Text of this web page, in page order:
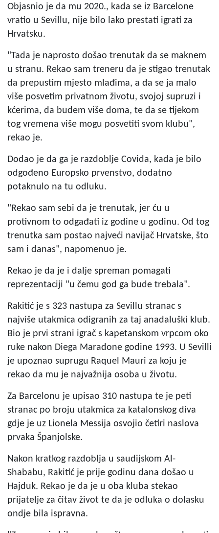
Objasnio je da mu 2020., kada se iz Barcelone
vratio u Sevillu, nije bilo lako prestati igrati za
Hrvatsku.
"Tada je naprosto došao trenutak da se maknem
u stranu. Rekao sam treneru da je stigao trenutak
da prepustim mjesto mlađima, a da se ja malo
više posvetim privatnom životu, svojoj supruzi i
kćerima, da budem više doma, te da se tijekom
tog vremena više mogu posvetiti svom klubu",
rekao je.
Dodao je da ga je razdoblje Covida, kada je bilo
odgođeno Europsko prvenstvo, dodatno
potaknulo na tu odluku.
"Rekao sam sebi da je trenutak, jer ću u
protivnom to odgađati iz godine u godinu. Od tog
trenutka sam postao najveći navijač Hrvatske, što
sam i danas", napomenuo je.
Rekao je da je i dalje spreman pomagati
reprezentaciji "u čemu god ga bude trebala".
Rakitić je s 323 nastupa za Sevillu stranac s
najviše utakmica odigranih za taj anadaluški klub.
Bio je prvi strani igrač s kapetanskom vrpcom oko
ruke nakon Diega Maradone godine 1993. U Sevilli
je upoznao suprugu Raquel Mauri za koju je
rekao da mu je najvažnija osoba u životu.
Za Barcelonu je upisao 310 nastupa te je peti
stranac po broju utakmica za katalonskog diva
gdje je uz Lionela Messija osvojio četiri naslova
prvaka Španjolske.
Nakon kratkog razdoblja u saudijskom Al-
Shababu, Rakitić je prije godinu dana došao u
Hajduk. Rekao je da je u oba kluba stekao
prijatelje za čitav život te da je odluka o dolasku
ondje bila ispravna.